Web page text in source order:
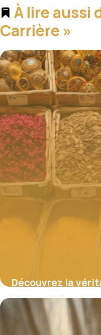
À lire aussi
Carrière »
Découvrez la
en francs :
du marché
4 juillet 2025